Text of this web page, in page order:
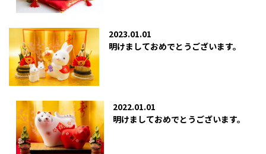
2023.01.01
明けましておめでとうございます。
2022.01.01
明けましておめでとうございます。